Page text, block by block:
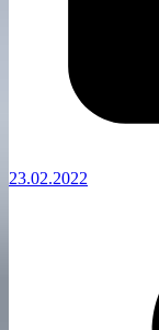
23.02.2022